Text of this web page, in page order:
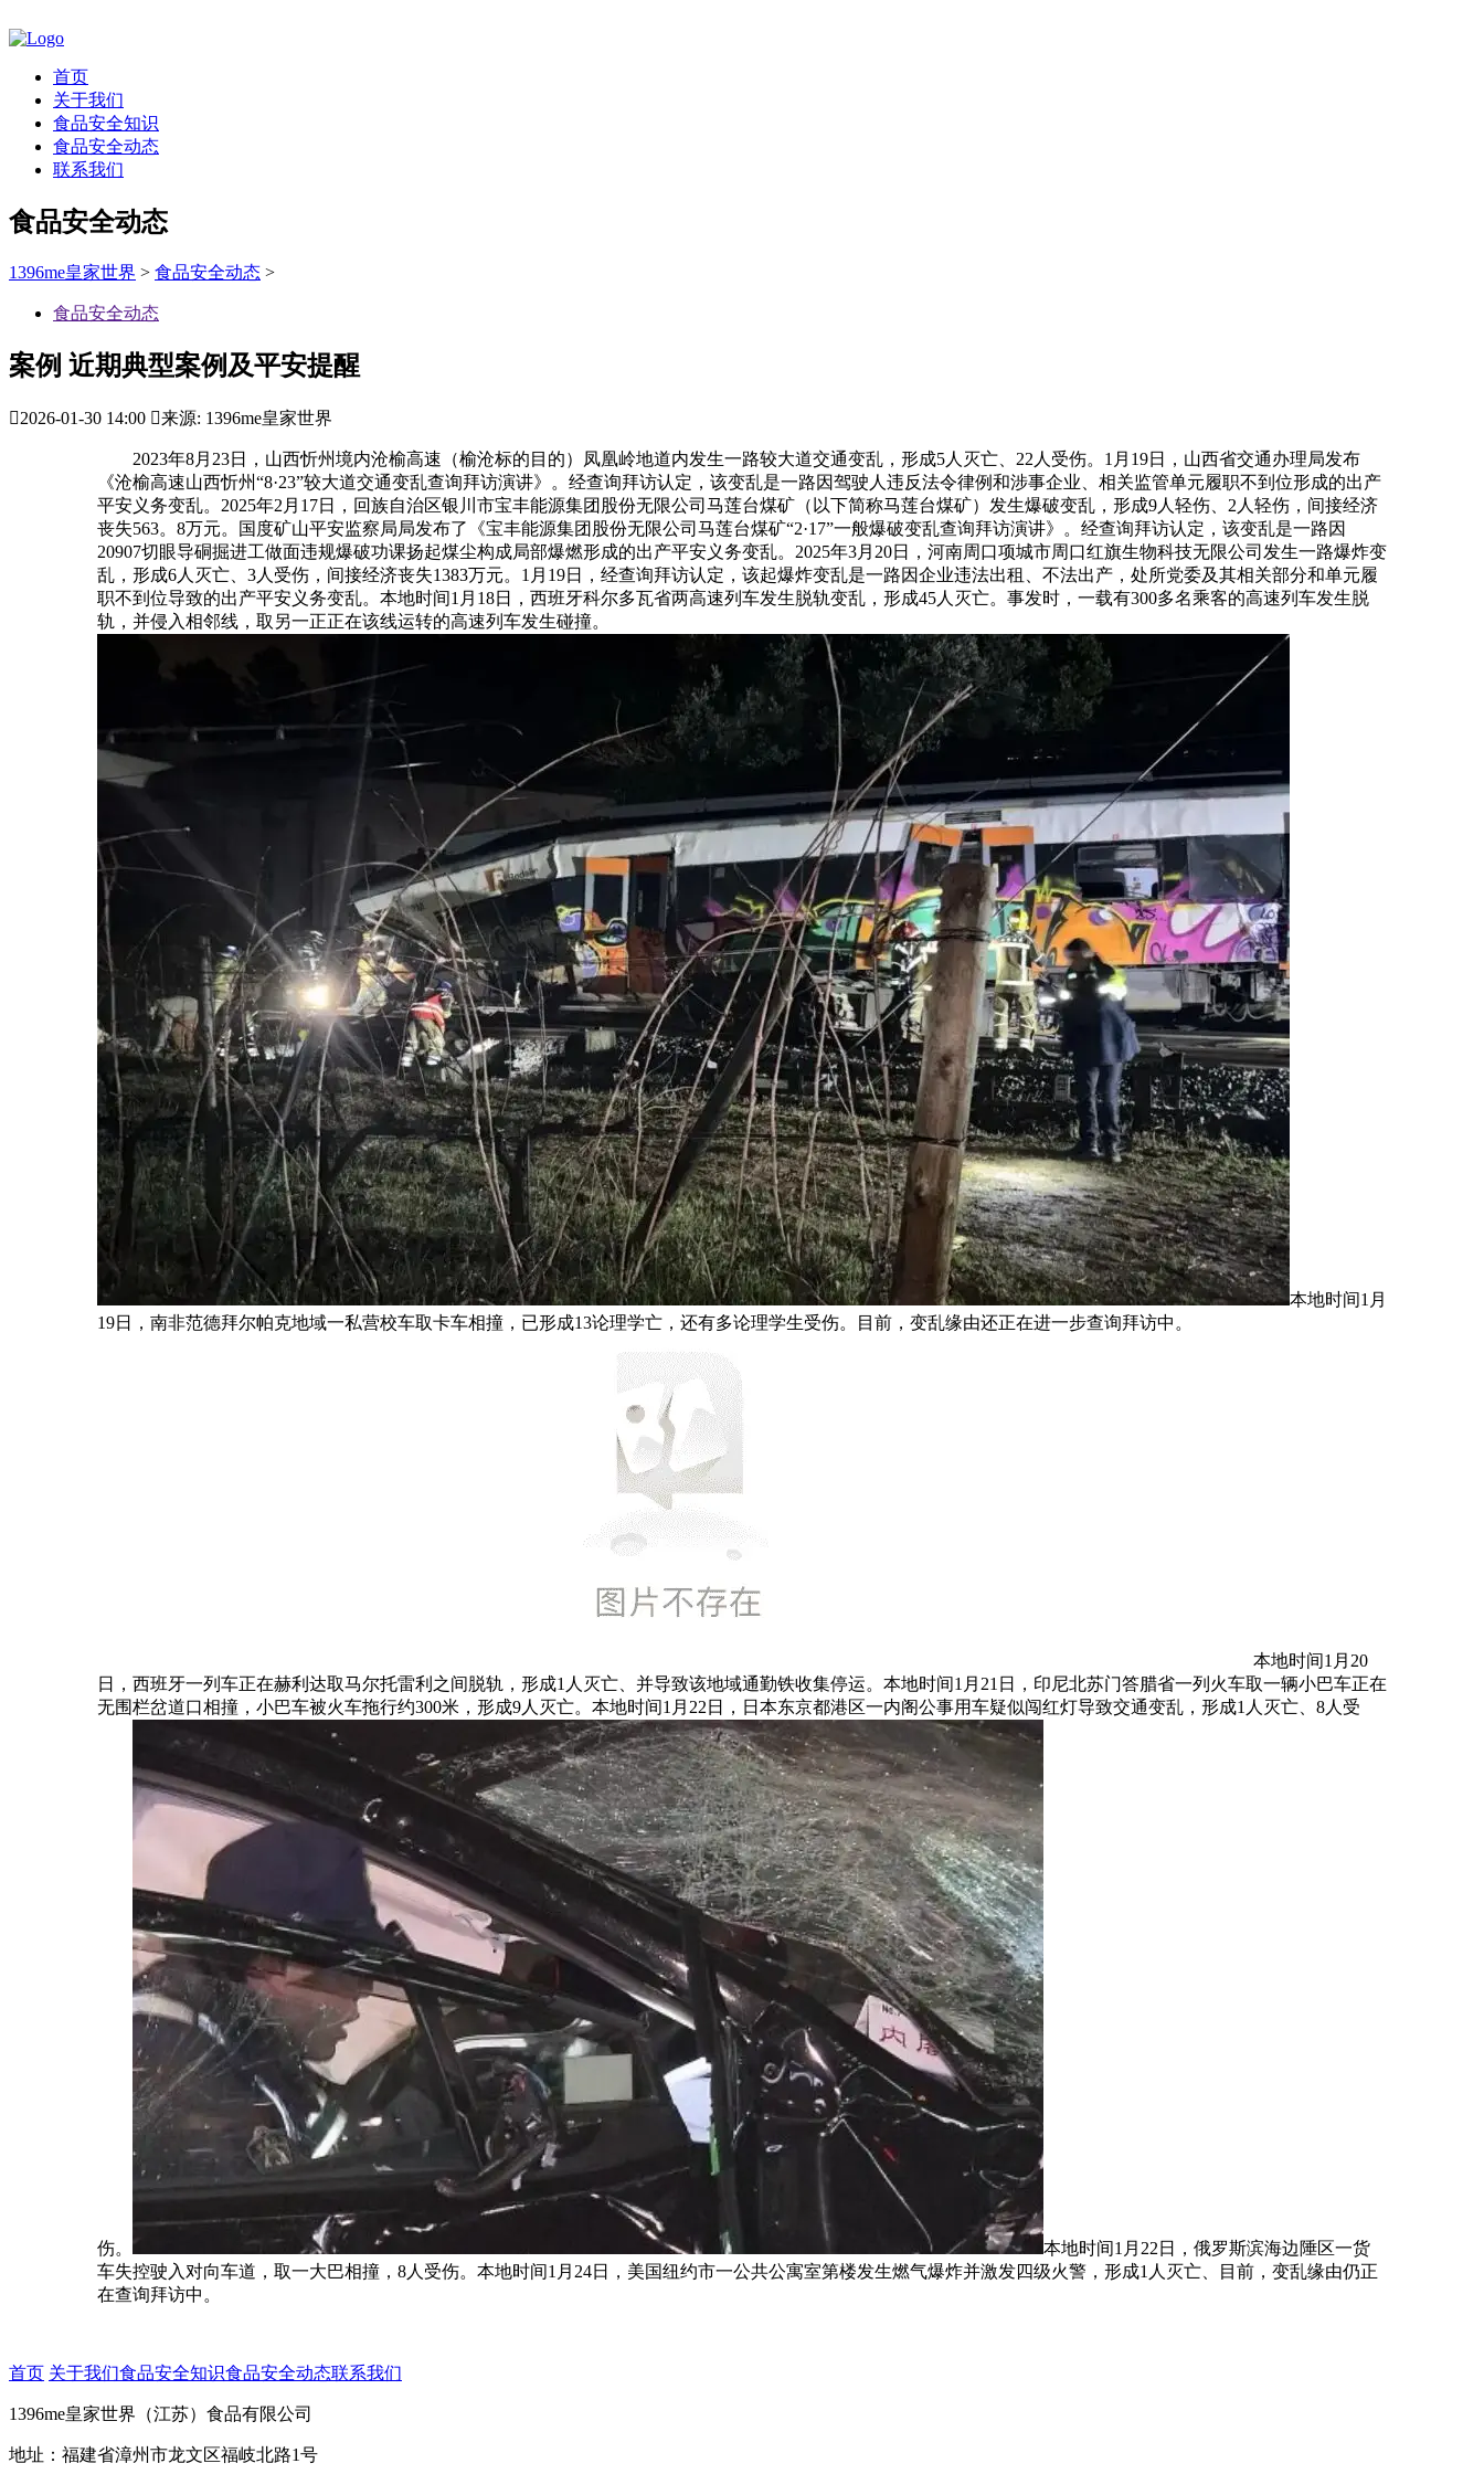
首页
关于我们
食品安全知识
食品安全动态
联系我们
食品安全动态
1396me皇家世界 > 食品安全动态 >
食品安全动态
案例 近期典型案例及平安提醒
2026-01-30 14:00 来源: 1396me皇家世界
2023年8月23日，山西忻州境内沧榆高速（榆沧标的目的）凤凰岭地道内发生一路较大道交通变乱，形成5人灭亡、22人受伤。1月19日，山西省交通办理局发布
《沧榆高速山西忻州“8·23”较大道交通变乱查询拜访演讲》。经查询拜访认定，该变乱是一路因驾驶人违反法令律例和涉事企业、相关监管单元履职不到位形成的出产
平安义务变乱。2025年2月17日，回族自治区银川市宝丰能源集团股份无限公司马莲台煤矿（以下简称马莲台煤矿）发生爆破变乱，形成9人轻伤、2人轻伤，间接经济
丧失563。8万元。国度矿山平安监察局局发布了《宝丰能源集团股份无限公司马莲台煤矿“2·17”一般爆破变乱查询拜访演讲》。经查询拜访认定，该变乱是一路因
20907切眼导硐掘进工做面违规爆破功课扬起煤尘构成局部爆燃形成的出产平安义务变乱。2025年3月20日，河南周口项城市周口红旗生物科技无限公司发生一路爆炸变
乱，形成6人灭亡、3人受伤，间接经济丧失1383万元。1月19日，经查询拜访认定，该起爆炸变乱是一路因企业违法出租、不法出产，处所党委及其相关部分和单元履
职不到位导致的出产平安义务变乱。本地时间1月18日，西班牙科尔多瓦省两高速列车发生脱轨变乱，形成45人灭亡。事发时，一载有300多名乘客的高速列车发生脱
轨，并侵入相邻线，取另一正正在该线运转的高速列车发生碰撞。
本地时间1月
19日，南非范德拜尔帕克地域一私营校车取卡车相撞，已形成13论理学亡，还有多论理学生受伤。目前，变乱缘由还正在进一步查询拜访中。
本地时间1月20
日，西班牙一列车正在赫利达取马尔托雷利之间脱轨，形成1人灭亡、并导致该地域通勤铁收集停运。本地时间1月21日，印尼北苏门答腊省一列火车取一辆小巴车正在
无围栏岔道口相撞，小巴车被火车拖行约300米，形成9人灭亡。本地时间1月22日，日本东京都港区一内阁公事用车疑似闯红灯导致交通变乱，形成1人灭亡、8人受
伤。
本地时间1月22日，俄罗斯滨海边陲区一货
车失控驶入对向车道，取一大巴相撞，8人受伤。本地时间1月24日，美国纽约市一公共公寓室第楼发生燃气爆炸并激发四级火警，形成1人灭亡、目前，变乱缘由仍正
在查询拜访中。
首页 关于我们食品安全知识食品安全动态联系我们
1396me皇家世界（江苏）食品有限公司
地址：福建省漳州市龙文区福岐北路1号